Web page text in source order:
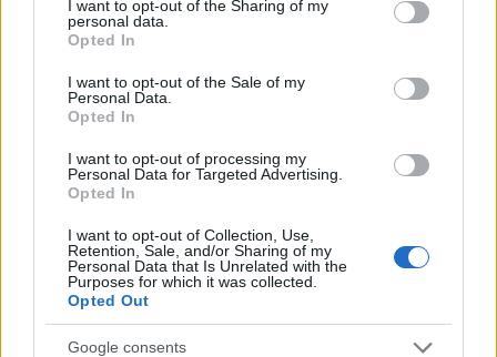
not limited to your visit or usage behaviour. You may click to
grant or deny consent to Google and its third-party tags to
use your data for below specified purposes in below Google
consent section.
I want to opt-out of the Sharing of my
personal data.
Opted In
I want to opt-out of the Sale of my
Personal Data.
Opted In
I want to opt-out of processing my
Personal Data for Targeted Advertising.
Opted In
I want to opt-out of Collection, Use,
Retention, Sale, and/or Sharing of my
Personal Data that Is Unrelated with the
Purposes for which it was collected.
Opted Out
Google consents
A Lenovo a világ 100
legfenntarthatóbb vállalata között
budapest24•2015. február 06.
A Lenovo (HK: 992) (ADR: LNVGY) bejelentette, hogy
bekerült a Corporate Knights 2015-ös, A világ 100
legfenntarthatóbb vállalata (Global 100) című ...